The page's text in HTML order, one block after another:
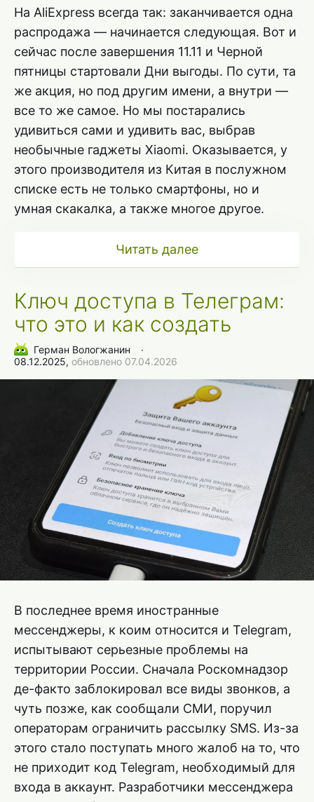
На AliExpress всегда так: заканчивается одна
распродажа — начинается следующая. Вот и
сейчас после завершения 11.11 и Черной
пятницы стартовали Дни выгоды. По сути, та
же акция, но под другим имени, а внутри —
все то же самое. Но мы постарались
удивиться сами и удивить вас, выбрав
необычные гаджеты Xiaomi. Оказывается, у
этого производителя из Китая в послужном
списке есть не только смартфоны, но и
умная скакалка, а также многое другое.
Читать далее
Ключ доступа в Телеграм:
что это и как создать
Герман Вологжанин
∙
08.12.2025, обновлено 07.04.2026
В последнее время иностранные
мессенджеры, к коим относится и Telegram,
испытывают серьезные проблемы на
территории России. Сначала Роскомнадзор
де-факто заблокировал все виды звонков, а
чуть позже, как сообщали СМИ, поручил
операторам ограничить рассылку SMS. Из-за
этого стало поступать много жалоб на то, что
не приходит код Telegram, необходимый для
входа в аккаунт. Разработчики мессенджера